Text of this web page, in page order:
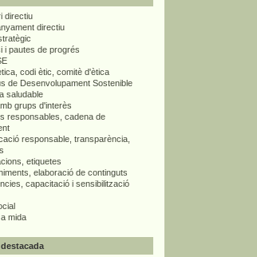
directiu
directiu
i pautes de progrés
codi ètic, comitè d'ètica
de Desenvolupament Sostenible
saludable
grups d'interès
responsables, cadena de
responsable, transparència,
etiquetes
elaboració de continguts
capacitació i sensibilització
mida